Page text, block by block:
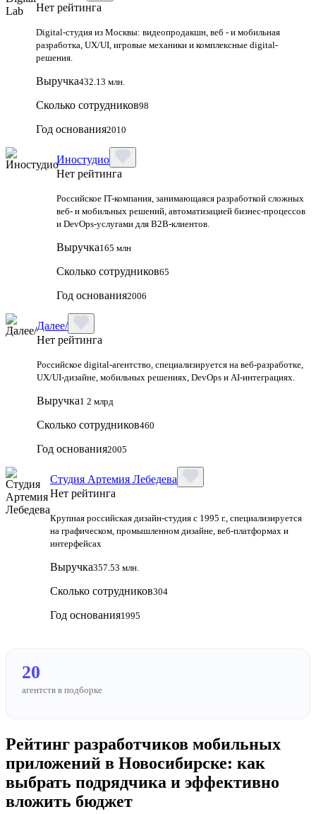
Нет рейтинга
Digital-студия из Москвы: видеопродакшн, веб - и мобильная
разработка, UX/UI, игровые механики и комплексные digital-
решения.
Выручка432.13 млн.
Сколько сотрудников98
Год основания2010
Иностудио
Нет рейтинга
Российское IT-компания, занимающаяся разработкой сложных
веб- и мобильных решений, автоматизацией бизнес-процессов
и DevOps-услугами для B2B-клиентов.
Выручка165 млн
Сколько сотрудников65
Год основания2006
Далее/
Нет рейтинга
Российское digital-агентство, специализируется на веб-разработке,
UX/UI-дизайне, мобильных решениях, DevOps и AI-интеграциях.
Выручка1 2 млрд
Сколько сотрудников460
Год основания2005
Студия Артемия Лебедева
Нет рейтинга
Крупная российская дизайн‑студия с 1995 г., специализируется
на графическом, промышленном дизайне, веб‑платформах и
интерфейсах
Выручка357.53 млн.
Сколько сотрудников304
Год основания1995
20
агентств в подборке
Рейтинг разработчиков мобильных
приложений в Новосибирске: как
выбрать подрядчика и эффективно
вложить бюджет